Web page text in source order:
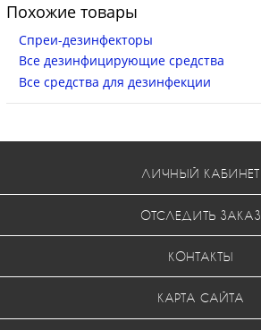
Похожие товары
Спреи-дезинфекторы
Все дезинфицирующие средства
Все средства для дезинфекции
ЛИЧНЫЙ КАБИНЕТ
ОТСЛЕДИТЬ ЗАКАЗ
КОНТАКТЫ
КАРТА САЙТА